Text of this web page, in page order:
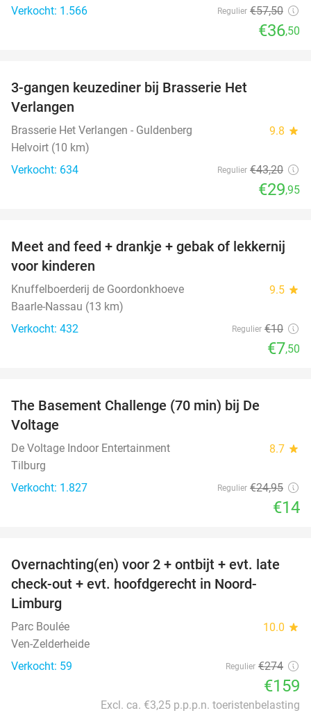
Verkocht: 1.566
Regulier €57,50
€36,50
3-gangen keuzediner bij Brasserie Het
Verlangen
Brasserie Het Verlangen - Guldenberg 9.8 star
Helvoirt (10 km)
Verkocht: 634
Regulier €43,20
€29,95
25%
Meet and feed + drankje + gebak of lekkernij
voor kinderen
Knuffelboerderij de Goordonkhoeve 9.5 star
Baarle-Nassau (13 km)
Verkocht: 432
Regulier €10
€7,50
The Basement Challenge (70 min) bij De
Voltage
De Voltage Indoor Entertainment 8.7 star
Tilburg
Verkocht: 1.827
Regulier €24,95
€14
42%
Overnachting(en) voor 2 + ontbijt + evt. late
check-out + evt. hoofdgerecht in Noord-
Limburg
Parc Boulée 10.0 star
Ven-Zelderheide
Verkocht: 59
Regulier €274
€159
Excl. ca. €3,25 p.p.p.n. toeristenbelasting